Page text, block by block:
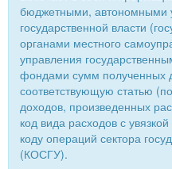
бюджетными, автономными
государственной власти
органами местного
управления
фондами сумм полученных
соответствующую статью
доходов, произведенных
код вида расходов с
коду операций сектора
(КОСГУ).